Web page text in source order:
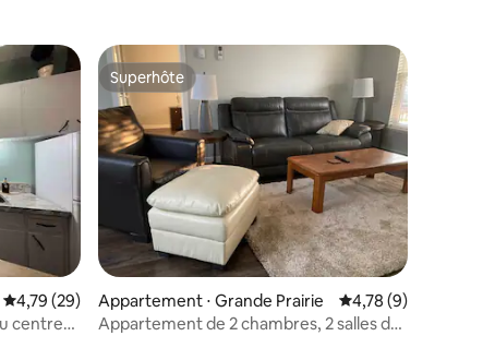
: 4,71 sur 5
Évaluation moyenne sur la base de 29 commentaires : 4,79 sur 5
4,79 (29)
centre-
Superhôte
Superhôte
Appartement ⋅ Grande Prairie Évaluation
4,78 (9)
Appartement de 2 chambres, 2 salles de